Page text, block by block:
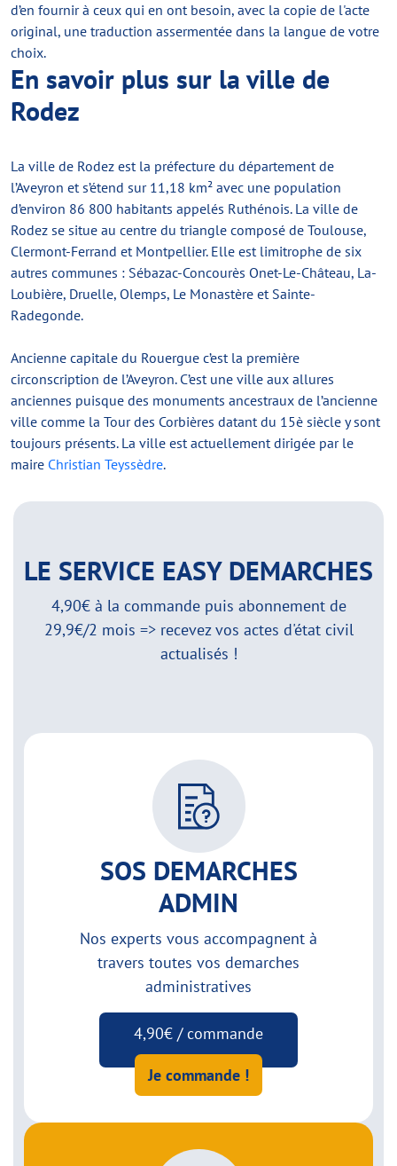
d’en fournir à ceux qui en ont besoin, avec la copie de l'acte
original, une traduction assermentée dans la langue de votre
choix.
En savoir plus sur la ville de
Rodez
La ville de Rodez est la préfecture du département de
l’Aveyron et s’étend sur 11,18 km² avec une population
d’environ 86 800 habitants appelés Ruthénois. La ville de
Rodez se situe au centre du triangle composé de Toulouse,
Clermont-Ferrand et Montpellier. Elle est limitrophe de six
autres communes : Sébazac-Concourès Onet-Le-Château, La-
Loubière, Druelle, Olemps, Le Monastère et Sainte-
Radegonde.
Ancienne capitale du Rouergue c’est la première
circonscription de l’Aveyron. C’est une ville aux allures
anciennes puisque des monuments ancestraux de l’ancienne
ville comme la Tour des Corbières datant du 15è siècle y sont
toujours présents. La ville est actuellement dirigée par le
maire Christian Teyssèdre.
LE SERVICE EASY DEMARCHES
4,90€ à la commande puis abonnement de
29,9€/2 mois => recevez vos actes d'état civil
actualisés !
SOS DEMARCHES
ADMIN
Nos experts vous accompagnent à
travers toutes vos demarches
administratives
4,90€ / commande
Je commande !